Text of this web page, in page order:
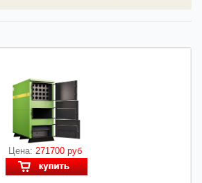
Цена: 271700 руб